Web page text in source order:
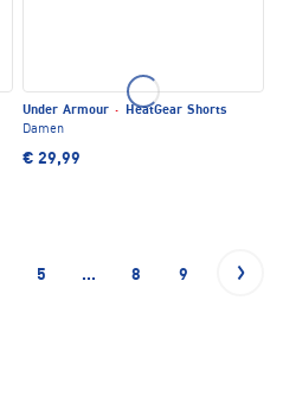
Under Armour ·
HeatGear Shorts
Damen
€ 29,99
5 ... 8 9